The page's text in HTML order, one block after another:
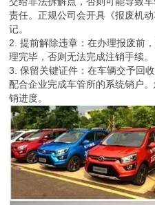
责任。正规公司会开具《报废机
记。
2. 提前解除违章：在办理报废前
理完毕，否则无法完成注销手续。
3. 保留关键证件：在车辆交予回
配合企业完成车管所的系统销户
销进度。